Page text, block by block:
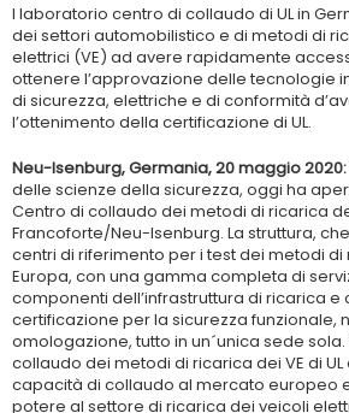
l laboratorio centro di collaudo di UL in
dei settori automobilistico e di metodi di
elettrici (VE) ad avere rapidamente
ottenere l’approvazione delle tecnologie
di sicurezza, elettriche e di conformità
l’ottenimento della certificazione di UL.
Neu-Isenburg, Germania, 20 maggio 2020:
delle scienze della sicurezza, oggi ha
Centro di collaudo dei metodi di ricarica
Francoforte/Neu-Isenburg. La struttura,
centri di riferimento per i test dei metodi di
Europa, con una gamma completa di
componenti dell’infrastruttura di ricarica e
certificazione per la sicurezza funzionale,
omologazione, tutto in un´unica sede
collaudo dei metodi di ricarica dei VE di
capacità di collaudo al mercato europeo
potere al settore di ricarica dei veicoli